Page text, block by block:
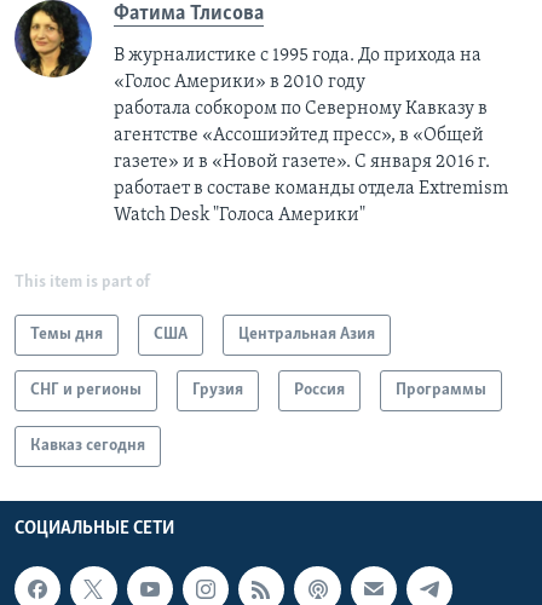
Фатима Тлисовa
В журналистике с 1995 года. До прихода на
«Голос Америки» в 2010 году
работала собкором по Северному Кавказу в
агентстве «Ассошиэйтед пресс», в «Общей
газете» и в «Новой газете». С января 2016 г.
работает в составе команды отдела Extremism
Watch Desk "Голоса Америки"
This item is part of
Темы дня США Центральная Азия
СНГ и регионы Грузия Россия Программы
Кавказ сегодня
СОЦИАЛЬНЫЕ СЕТИ